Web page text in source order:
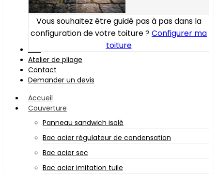
Vous souhaitez être guidé pas à pas dans la
configuration de votre toiture ?Configurer ma
toiture
Atelier de pliage
Contact
Demander un devis
Accueil
Couverture
Panneau sandwich isolé
Bac acier régulateur de condensation
Bac acier sec
Bac acier imitation tuile